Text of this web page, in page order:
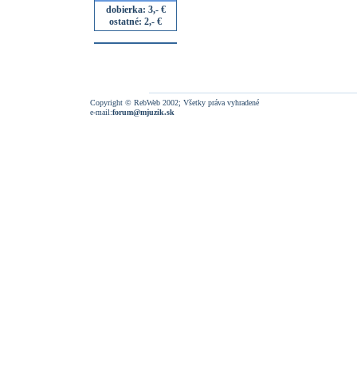
dobierka: 3,- €
ostatné: 2,- €
Copyright © RebWeb 2002; Všetky práva vyhradené
e-mail:forum@mjuzik.sk